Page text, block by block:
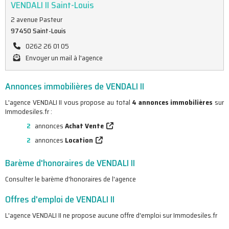
VENDALI II Saint-Louis
2 avenue Pasteur
97450 Saint-Louis
0262 26 01 05
Envoyer un mail à l'agence
Annonces immobilières de VENDALI II
L'agence VENDALI II vous propose au total 4 annonces immobilières sur
Immodesiles.fr :
2 annoncesAchat Vente
2 annonces Location
Barème d'honoraires de VENDALI II
Consulter le barème d'honoraires de l'agence
Offres d'emploi de VENDALI II
L'agence VENDALI II ne propose aucune offre d'emploi sur Immodesiles.fr